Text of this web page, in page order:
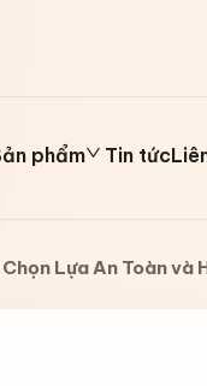
phẩm Tin tức
Lựa An Toàn và